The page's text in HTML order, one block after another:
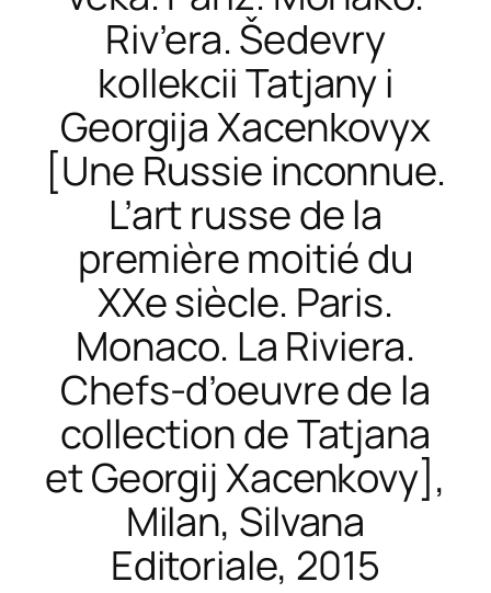
Riv’era. Šedevry
kollekcii Tatjany i
Georgija Xacenkovyx
[Une Russie inconnue.
L’art russe de la
première moitié du
XXe siècle. Paris.
Monaco. La Riviera.
Chefs-d’oeuvre de la
collection de Tatjana
et Georgij Xacenkovy],
Milan, Silvana
Editoriale, 2015